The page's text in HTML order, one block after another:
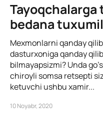
bedana
Mexmonlarni qanday
dasturxoniga qanday
bilmayapsizmi? Unda
chiroyli somsa retsepti
ketuvchi ushbu xamir...
10 Noyabr, 2020